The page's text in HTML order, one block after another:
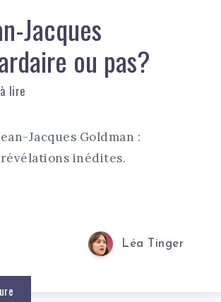
Jacques
ou pas?
lire
Jacques Goldman :
inédites.
Léa Tinger